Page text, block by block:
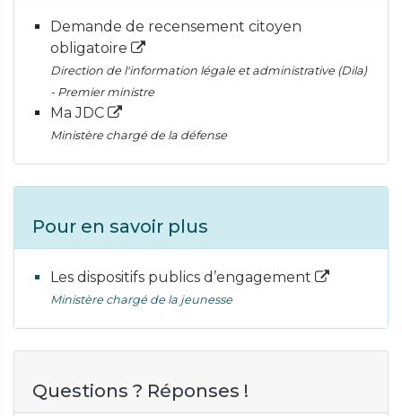
Demande de recensement citoyen
obligatoire
Direction de l'information légale et administrative (Dila)
- Premier ministre
Ma JDC
Ministère chargé de la défense
Pour en savoir plus
Les dispositifs publics d’engagement
Ministère chargé de la jeunesse
Questions ? Réponses !